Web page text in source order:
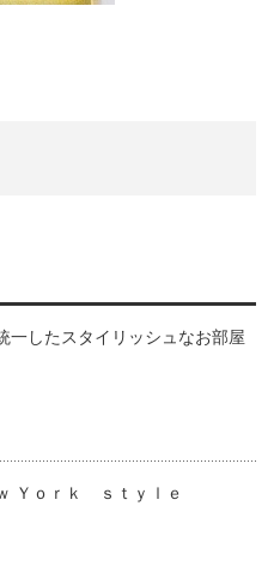
一したスタイリッシュなお部屋
Ｙｏｒｋ ｓｔｙｌｅ